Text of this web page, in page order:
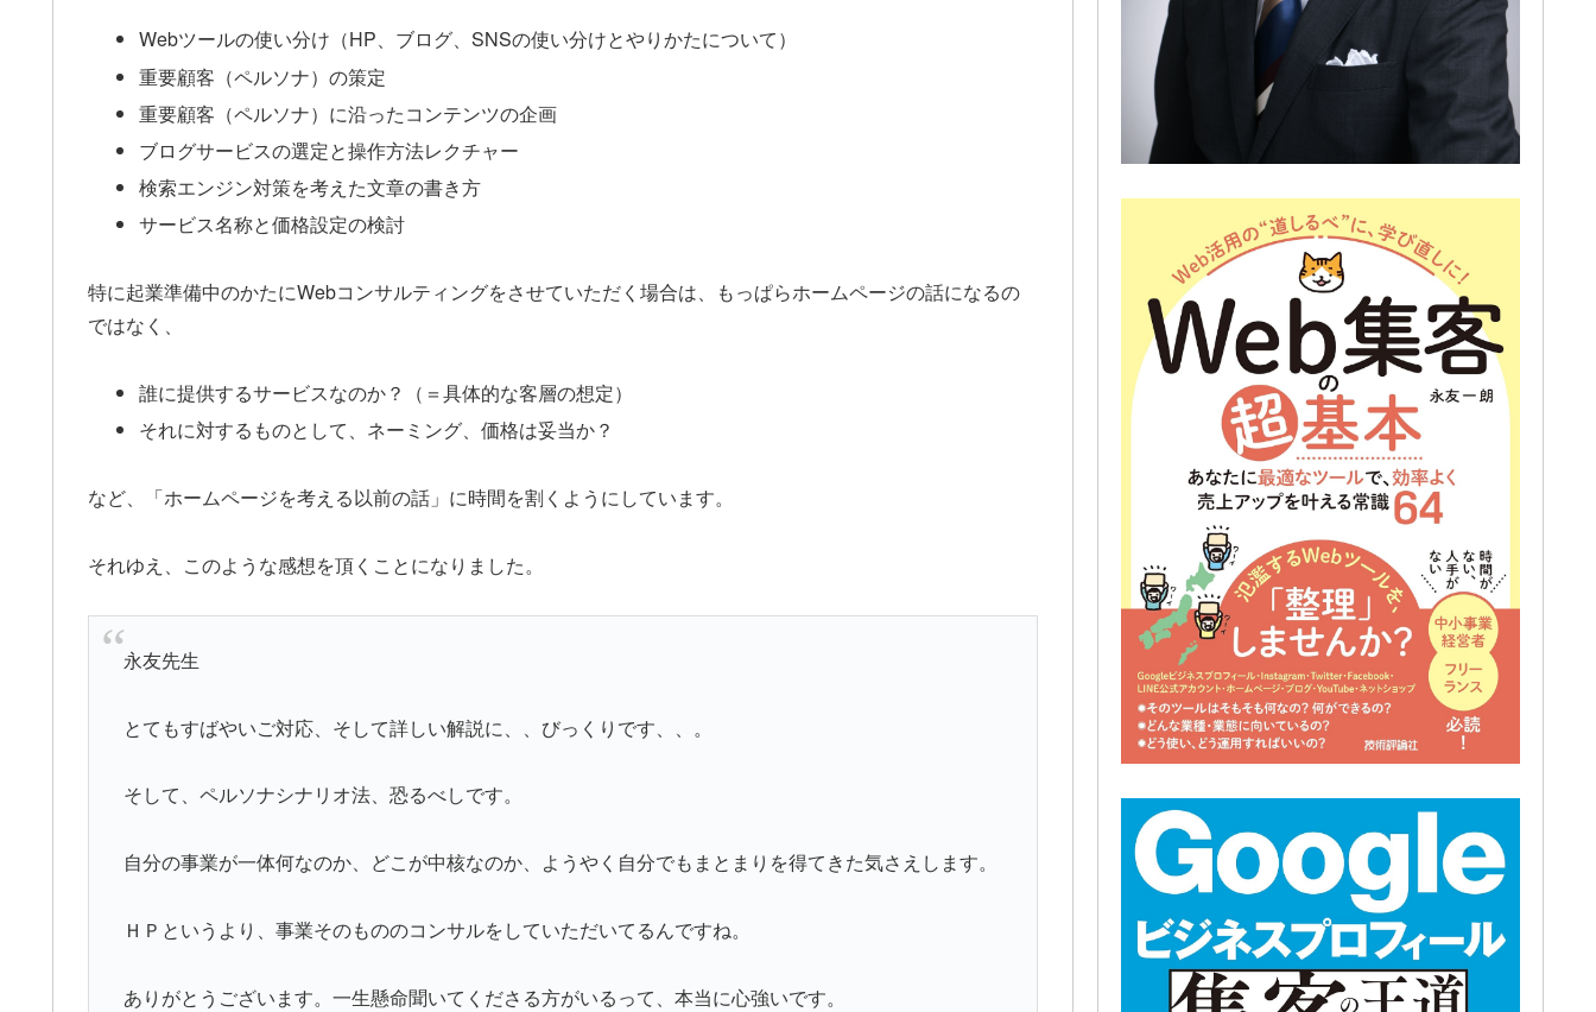
Webツールの使い分け（HP、ブログ、SNSの使い分けとやりかたについて）
重要顧客（ペルソナ）の策定
重要顧客（ペルソナ）に沿ったコンテンツの企画
ブログサービスの選定と操作方法レクチャー
検索エンジン対策を考えた文章の書き方
サービス名称と価格設定の検討
特に起業準備中のかたにWebコンサルティングをさせていただく場合は、もっぱらホームページの話になるの
ではなく、
誰に提供するサービスなのか？（＝具体的な客層の想定）
それに対するものとして、ネーミング、価格は妥当か？
など、「ホームページを考える以前の話」に時間を割くようにしています。
それゆえ、このような感想を頂くことになりました。
永友先生
とてもすばやいご対応、そして詳しい解説に、、びっくりです、、。
そして、ペルソナシナリオ法、恐るべしです。
自分の事業が一体何なのか、どこが中核なのか、ようやく自分でもまとまりを得てきた気さえします。
ＨＰというより、事業そのもののコンサルをしていただいてるんですね。
ありがとうございます。一生懸命聞いてくださる方がいるって、本当に心強いです。